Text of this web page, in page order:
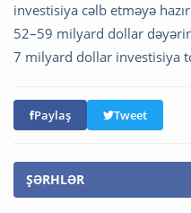
investisiya cəlb etməyə
52–59 milyard dollar
7 milyard dollar investisiya
Paylaş Tweet
ŞƏRHLƏR